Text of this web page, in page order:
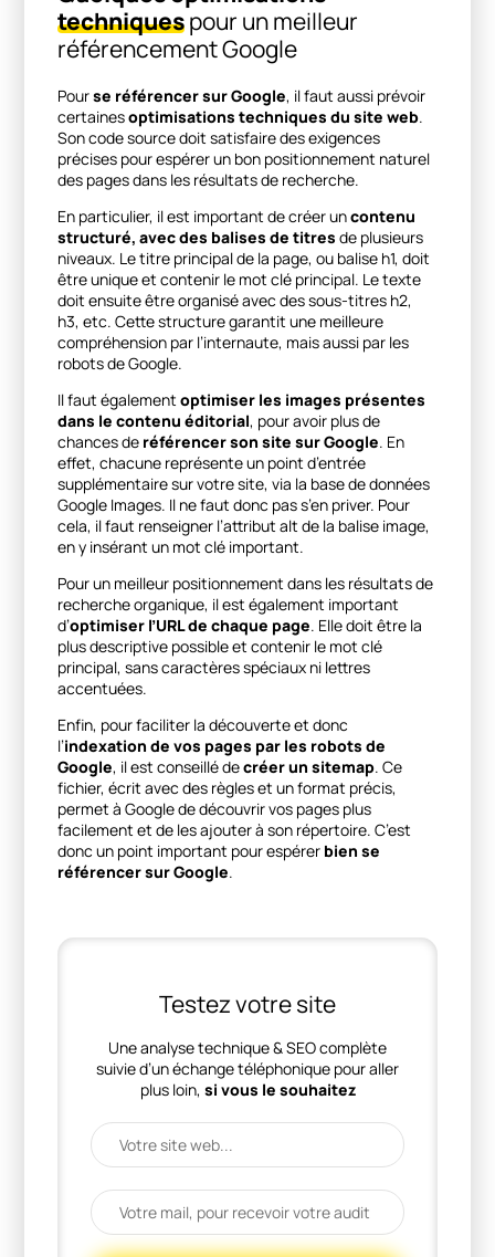
techniquespour un meilleur
référencement Google
Pourse référencer sur Google, il faut aussi prévoir
certainesoptimisations techniques du site web.
Son code source doit satisfaire des exigences
précises pour espérer un bon positionnement naturel
des pages dans les résultats de recherche.
En particulier, il est important de créer uncontenu
structuré, avec des balises de titres de plusieurs
niveaux. Le titre principal de la page, ou balise h1, doit
être unique et contenir le mot clé principal. Le texte
doit ensuite être organisé avec des sous-titres h2,
h3, etc. Cette structure garantit une meilleure
compréhension par l’internaute, mais aussi par les
robots de Google.
Il faut égalementoptimiser les images présentes
dans le contenu éditorial, pour avoir plus de
chances de référencer son site sur Google. En
effet, chacune représente un point d’entrée
supplémentaire sur votre site, via la base de données
Google Images. Il ne faut donc pas s’en priver. Pour
cela, il faut renseigner l’attribut alt de la balise image,
en y insérant un mot clé important.
Pour un meilleur positionnement dans les résultats de
recherche organique, il est également important
d’optimiser l’URL de chaque page. Elle doit être la
plus descriptive possible et contenir le mot clé
principal, sans caractères spéciaux ni lettres
accentuées.
Enfin, pour faciliter la découverte et donc
l’indexation de vos pages par les robots de
Google, il est conseillé decréer un sitemap. Ce
fichier, écrit avec des règles et un format précis,
permet à Google de découvrir vos pages plus
facilement et de les ajouter à son répertoire. C’est
donc un point important pour espérer bien se
référencer sur Google.
Testez votre site
Une analyse technique & SEO complète
suivie d’un échange téléphonique pour aller
plus loin, si vous le souhaitez